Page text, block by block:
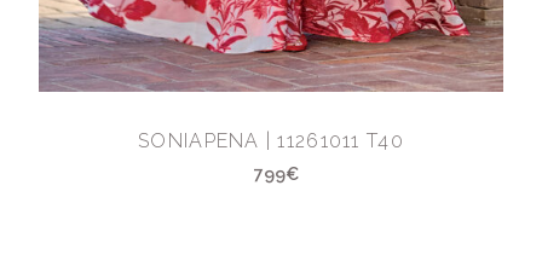
SONIAPENA | 11261011 T40
799€